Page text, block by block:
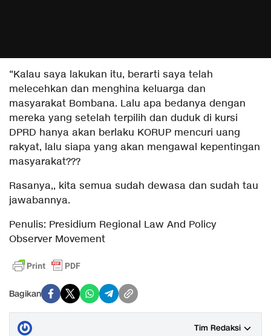
“Kalau saya lakukan itu, berarti saya telah
melecehkan dan menghina keluarga dan
masyarakat Bombana. Lalu apa bedanya dengan
mereka yang setelah terpilih dan duduk di kursi
DPRD hanya akan berlaku KORUP mencuri uang
rakyat, lalu siapa yang akan mengawal kepentingan
masyarakat???
Rasanya,, kita semua sudah dewasa dan sudah tau
jawabannya.
Penulis: Presidium Regional Law And Policy
Observer Movement
Bagikan
Tim Redaksi